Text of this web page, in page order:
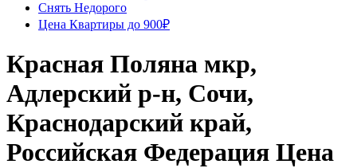
Снять Недорого
Цена Квартиры до 900₽
Красная Поляна мкр,
Адлерский р-н, Сочи,
Краснодарский край,
Российская Федерация Цена